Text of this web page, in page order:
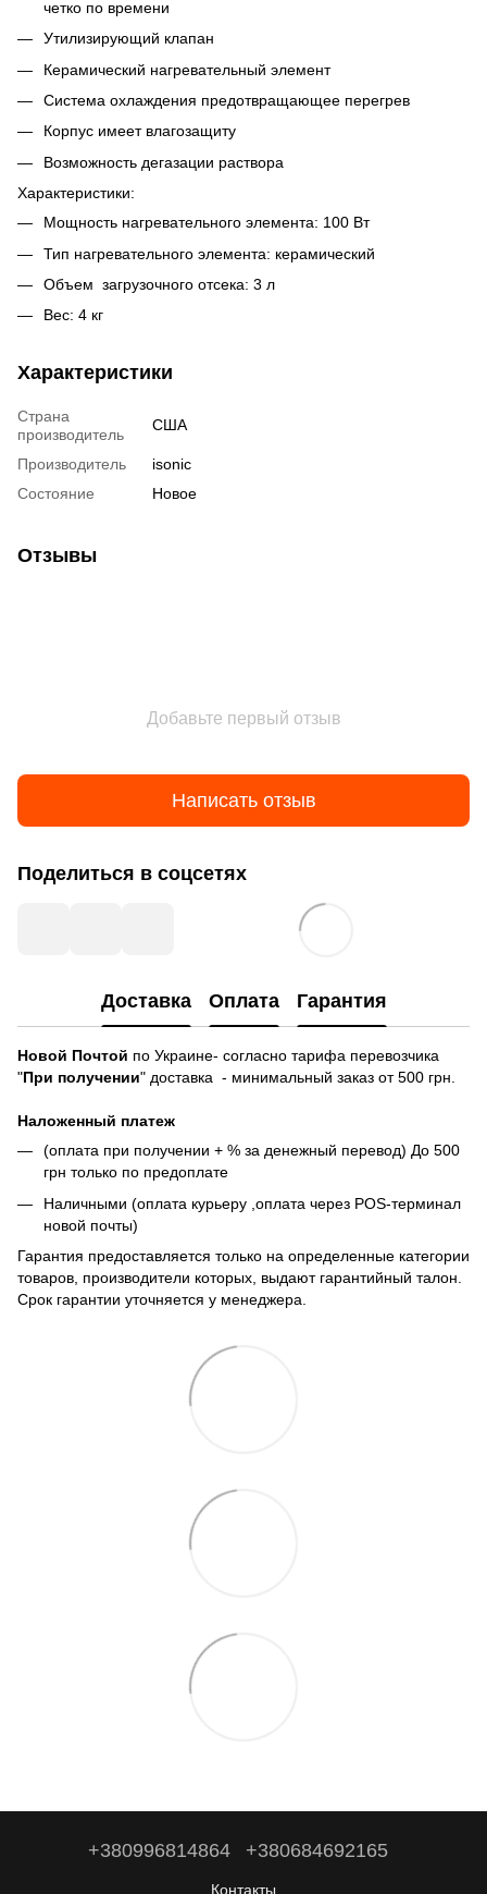
четко по времени
Утилизирующий клапан
Керамический нагревательный элемент
Система охлаждения предотвращающее перегрев
Корпус имеет влагозащиту
Возможность дегазации раствора
Характеристики:
Мощность нагревательного элемента: 100 Вт
Тип нагревательного элемента: керамический
Объем загрузочного отсека: 3 л
Вес: 4 кг
Характеристики
Страна
производитель
США
Производитель
isonic
Состояние
Новое
Отзывы
Добавьте первый отзыв
Написать отзыв
Поделиться в соцсетях
Доставка Оплата Гарантия
Новой Почтой по Украине- согласно тарифа перевозчика
"При получении" доставка - минимальный заказ от 500 грн.
Наложенный платеж
(оплата при получении + % за денежный перевод) До 500
грн только по предоплате
Наличными (оплата курьеру ,оплата через POS-терминал
новой почты)
Гарантия предоставляется только на определенные категории
товаров, производители которых, выдают гарантийный талон.
Срок гарантии уточняется у менеджера.
+380996814864 +380684692165
Контакты